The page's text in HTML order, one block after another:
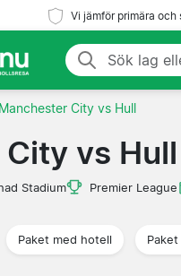
Vi jämför primära
Manchester City vs Hull
vs Hull
Stadium Premier League
Paket med hotell